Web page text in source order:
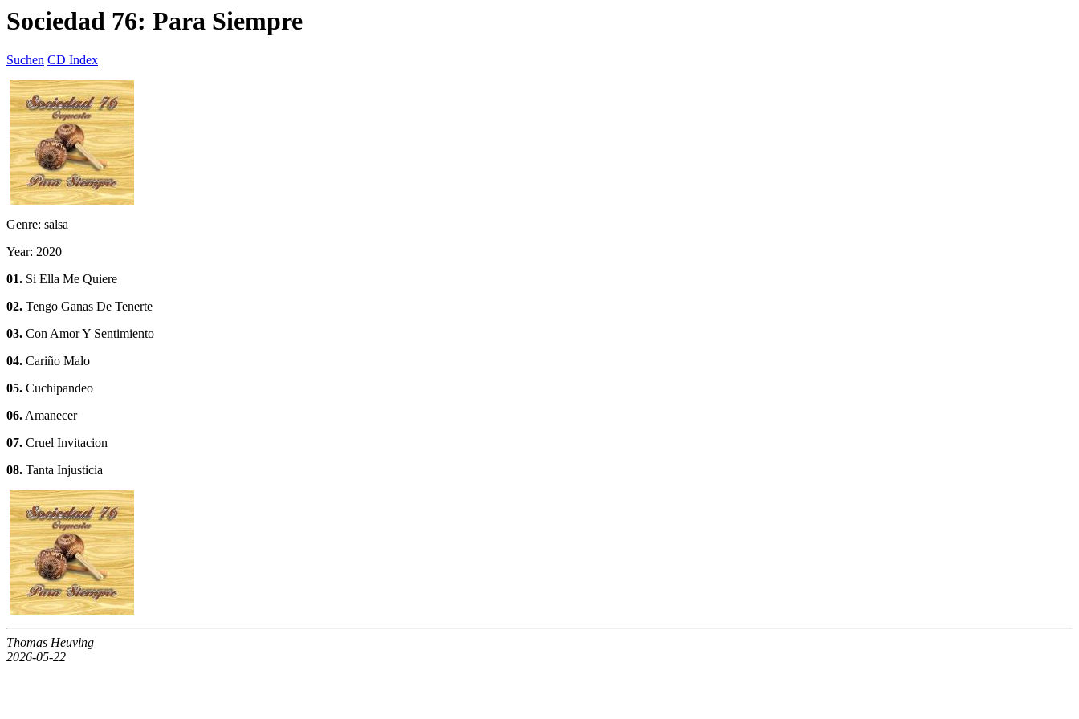
Sociedad 76: Para Siempre
Suchen CD Index
Genre: salsa
Year: 2020
01. Si Ella Me Quiere
02. Tengo Ganas De Tenerte
03. Con Amor Y Sentimiento
04. Cariño Malo
05. Cuchipandeo
06.Amanecer
07. Cruel Invitacion
08. Tanta Injusticia
Thomas Heuving
2026-05-22